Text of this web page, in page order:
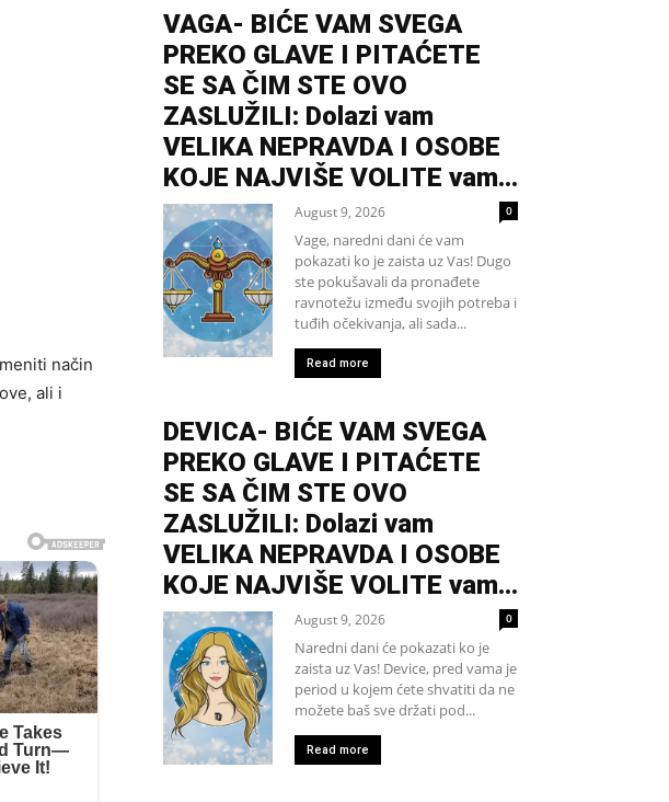
način
ali i
VAGA- BIĆE VAM SVEGA
PREKO GLAVE I PITAĆETE
SE SA ČIM STE OVO
ZASLUŽILI: Dolazi vam
VELIKA NEPRAVDA I OSOBE
KOJE NAJVIŠE VOLITE vam...
August 9, 2026 0
Vage, naredni dani će vam
pokazati ko je zaista uz Vas! Dugo
ste pokušavali da pronađete
ravnotežu između svojih potreba i
tuđih očekivanja, ali sada...
Read more
DEVICA- BIĆE VAM SVEGA
PREKO GLAVE I PITAĆETE
SE SA ČIM STE OVO
ZASLUŽILI: Dolazi vam
VELIKA NEPRAVDA I OSOBE
KOJE NAJVIŠE VOLITE vam...
August 9, 2026 0
Naredni dani će pokazati ko je
zaista uz Vas! Device, pred vama je
period u kojem ćete shvatiti da ne
možete baš sve držati pod...
Read more